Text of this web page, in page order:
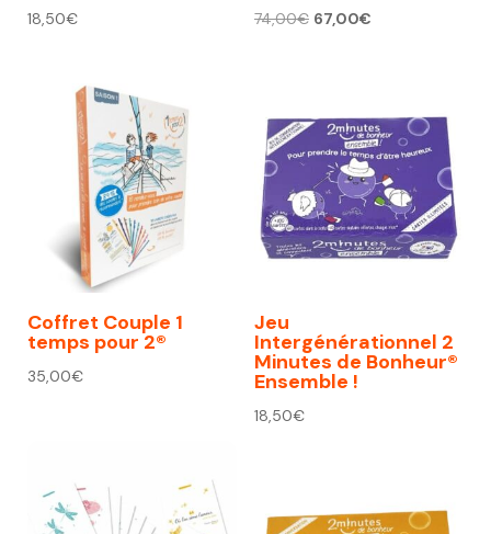
18,50€ 74,00€ Le
74,00€.
67,00€Le
67,00€.
Coffret Couple 1
temps pour 2®
35,00€
Jeu
Intergénérationnel 2
Minutes de Bonheur®
Ensemble !
18,50€